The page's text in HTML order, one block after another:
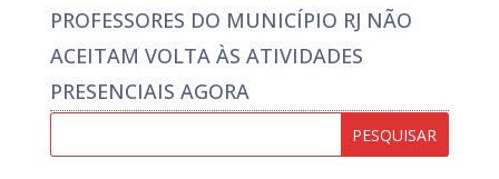
PROFESSORES DO MUNICÍPIO RJ NÃO
ACEITAM VOLTA ÀS ATIVIDADES
PRESENCIAIS AGORA